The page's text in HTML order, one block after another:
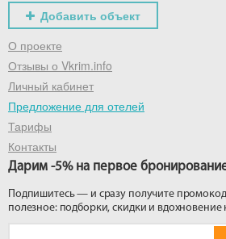
Добавить объект
О проекте
Отзывы о Vkrim.info
Личный кабинет
Предложение для отелей
Тарифы
Контакты
Дарим -5% на первое
Подпишитесь — и сразу получите
полезное: подборки, скидки и вдохновение